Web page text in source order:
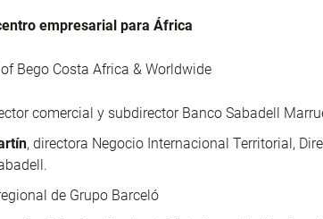
empresarial para África
of Bego Costa Africa & Worldwide
comercial y subdirector Banco Sabadell
, directora Negocio Internacional Territorial,
de Grupo Barceló